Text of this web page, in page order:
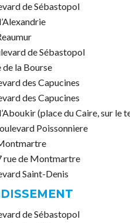
de Sébastopol
de Sébastopol
de la Bourse
des Capucines
des Capucines
(place du Caire, sur le
Poissonniere
rue de Montmartre
Saint-Denis
de Sébastopol